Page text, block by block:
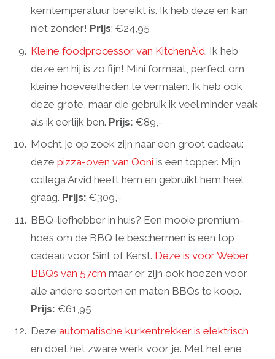
kerntemperatuur bereikt is. Ik heb deze en kan
niet zonder! Prijs: €24,95
Kleine foodprocessor van KitchenAid. Ik heb
deze en hij is zo fijn! Mini formaat, perfect om
kleine hoeveelheden te vermalen. Ik heb ook
deze grote, maar die gebruik ik veel minder vaak
als ik eerlijk ben. Prijs: €89,-
Mocht je op zoek zijn naar een groot cadeau:
deze pizza-oven van Ooni is een topper. Mijn
collega Arvid heeft hem en gebruikt hem heel
graag. Prijs: €309,-
BBQ-liefhebber in huis? Een mooie premium-
hoes om de BBQ te beschermen is een top
cadeau voor Sint of Kerst. Deze is voor Weber
BBQs van 57cm maar er zijn ook hoezen voor
alle andere soorten en maten BBQs te koop.
Prijs: €61,95
Deze automatische kurkentrekker is elektrisch
en doet het zware werk voor je. Met het ene